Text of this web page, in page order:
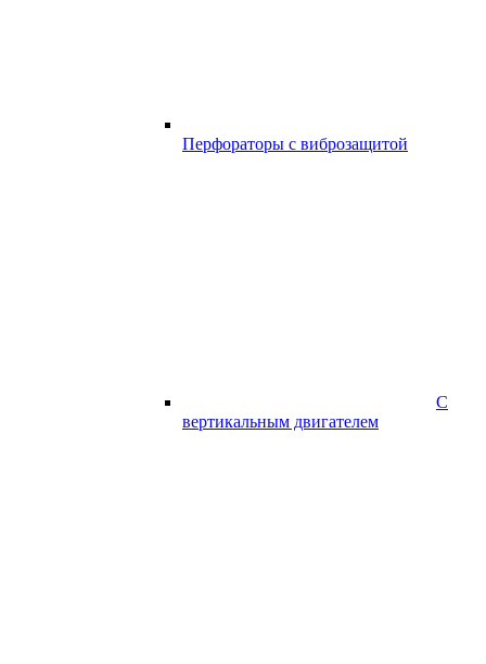
Перфораторы с виброзащитой
С
вертикальным двигателем